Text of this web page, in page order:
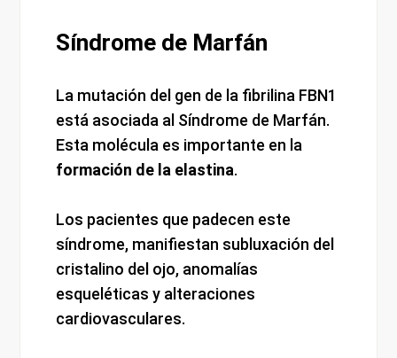
Síndrome de Marfán
La mutación del gen de la fibrilina FBN1
está asociada al Síndrome de Marfán.
Esta molécula es importante en la
formación de la elastina.
Los pacientes que padecen este
síndrome, manifiestan subluxación del
cristalino del ojo, anomalías
esqueléticas y alteraciones
cardiovasculares.